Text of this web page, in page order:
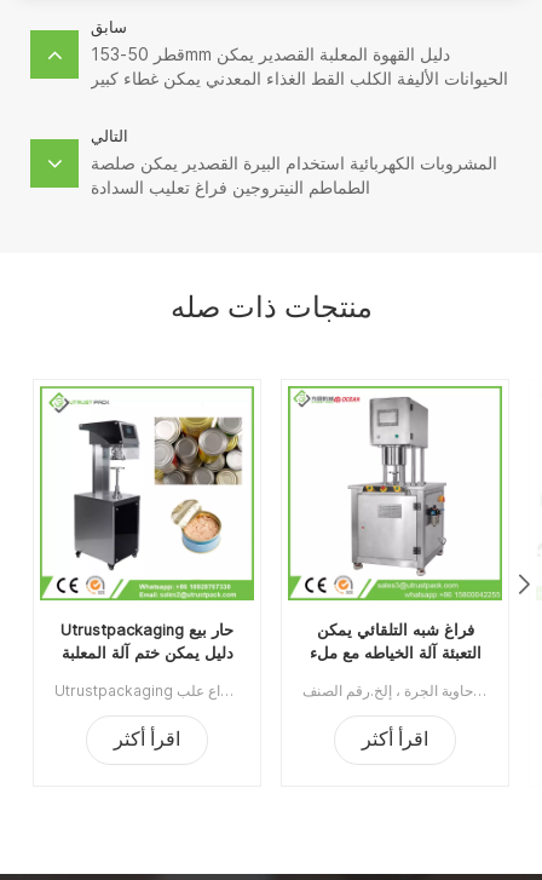
سابق
قطر 50-153mm دليل القهوة المعلبة القصدير يمكن
الحيوانات الأليفة الكلب القط الغذاء المعدني يمكن غطاء كبير
التالي
المشروبات الكهربائية استخدام البيرة القصدير يمكن صلصة
الطماطم النيتروجين فراغ تعليب السدادة
منتجات ذات صله
Utrustpackaging حار بيع
دليل يمكن ختم آلة المعلبة
Utrustpackaging دليل البيع الساخن للعلبة ، آلة ختم الطعام المعلب ، مناسبة لإغلاق جميع أنواع علب PET / علب الورق المركبة ، علب الصفيح أو غيرها من الحاويات المستديرة. كفاءة عالية عن طريق النقل الميكانيكي ، الهياكل البسيطة والملائمة للصيانة ، وخفيفة الوزن وسهلة التشغيل.الحد الأدنى للطلب:1قسط:تي / تميناء الشحن:قوانغتشوالمنطقة الأصلية:الصينمهلة:3-5 أيام بعد تلقي الودائع
اقرأ أكثر
فراغ شبه التلقائي يمكن
التعبئة آلة الخياطه مع ملء
آلة تغليف العلب ذات الفراغ شبه الأوتوماتيكية مع النيتروجين الملئ يستخدم على نطاق واسع في صناعة الأغذية ، الكيماويات ، الأدوية ، الشرب ، ينطبق على علب البلاستيك / القصدير / الألومنيوم ، الزجاجة ، حاوية الجرة ، إلخ.رقم الصنف:UT1BFG6الحد الأدنى للطلب:1قسط:TTميناء الشحن:قوانغتشوالمنطقة الأصلية:قوانغتشو، الصينمهلة:15 يوما بعد تلقي الودائع
اقرأ أكثر